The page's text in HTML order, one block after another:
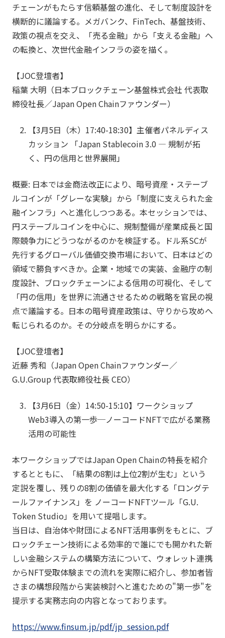
チェーンがもたらす信頼基盤の進化、そして制度設計を
横断的に議論する。メガバンク、FinTech、基盤技術、
政策の視点を交え、「売る金融」から「支える金融」へ
の転換と、次世代金融インフラの姿を描く。
【JOC登壇者】
稲葉 大明（日本ブロックチェーン基盤株式会社 代表取
締役社長／Japan Open Chainファウンダー）
【3月5日（木）17:40-18:30】 主催者パネルディス
カッション
「Japan Stablecoin 3.0 ― 規制が拓
く、円の信用と世界展開」
概要: 日本では金商法改正により、暗号資産・ステーブ
ルコインが「グレーな実験」から「制度に支えられた金
融インフラ」へと進化しつつある。本セッションでは、
円ステーブルコインを中心に、規制整備が産業成長と国
際競争力にどうつながるのかを検証する。ドル系SCが
先行するグローバル価値交換市場において、日本はどの
領域で勝負すべきか。企業・地域での実装、金融庁の制
度設計、ブロックチェーンによる信用の可視化、そして
「円の信用」を世界に流通させるための戦略を官民の視
点で議論する。日本の暗号資産政策は、守りから攻めへ
転じられるのか。その分岐点を明らかにする。
【JOC登壇者】
近藤 秀和（Japan Open Chainファウンダー／
G.U.Group 代表取締役社長 CEO）
【3月6日（金）14:50-15:10】 ワークショップ
Web3導入の第一歩─ノーコードNFTで広がる業務
活用の可能性
本ワークショップではJapan Open Chainの特長を紹介
するとともに、「結果の8割は上位2割が生む」という
定説を覆し、残りの8割の価値を最大化する「ロングテ
ールファイナンス」を ノーコードNFTツール「G.U.
Token Studio」を用いて提唱します。
当日は、自治体や財団によるNFT活用事例をもとに、ブ
ロックチェーン技術による効率的で誰にでも開かれた新
しい金融システムの構築方法について、ウォレット連携
からNFT受取体験までの流れを実際に紹介し、参加者皆
さまの構想段階から実装検討へと進むための"第一歩"を
提示する実務志向の内容となっております。
https://www.finsum.jp/pdf/jp_session.pdf